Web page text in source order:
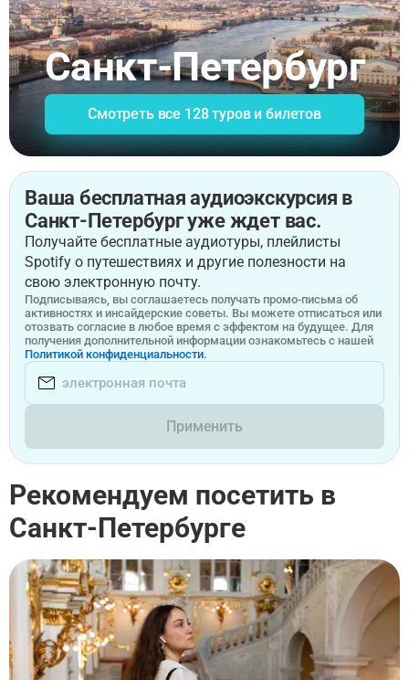
Санкт-Петербург
Смотреть все 128 туров и билетов
Ваша бесплатная аудиоэкскурсия в
Санкт-Петербург уже ждет вас.
Получайте бесплатные аудиотуры, плейлисты
Spotify о путешествиях и другие полезности на
свою электронную почту.
Подписываясь, вы соглашаетесь получать промо-письма об
активностях и инсайдерские советы. Вы можете отписаться или
отозвать согласие в любое время с эффектом на будущее. Для
получения дополнительной информации ознакомьтесь с нашей
Политикой конфиденциальности.
Применить
Рекомендуем посетить в
Санкт-Петербурге